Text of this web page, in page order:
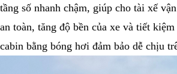
tầng số nhanh chậm, giúp cho tài xế
an toàn, tăng độ bền của xe và tiết
cabin bằng bóng hơi đảm bảo dễ chịu